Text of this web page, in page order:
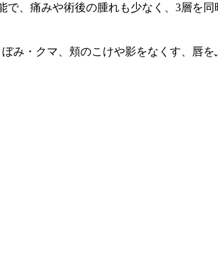
で、痛みや術後の腫れも少なく、3層を
み・クマ、頬のこけや影をなくす、唇